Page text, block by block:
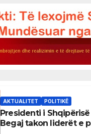
AKTUALITET POLITIKË
Presidenti i
Begaj takon liderët e